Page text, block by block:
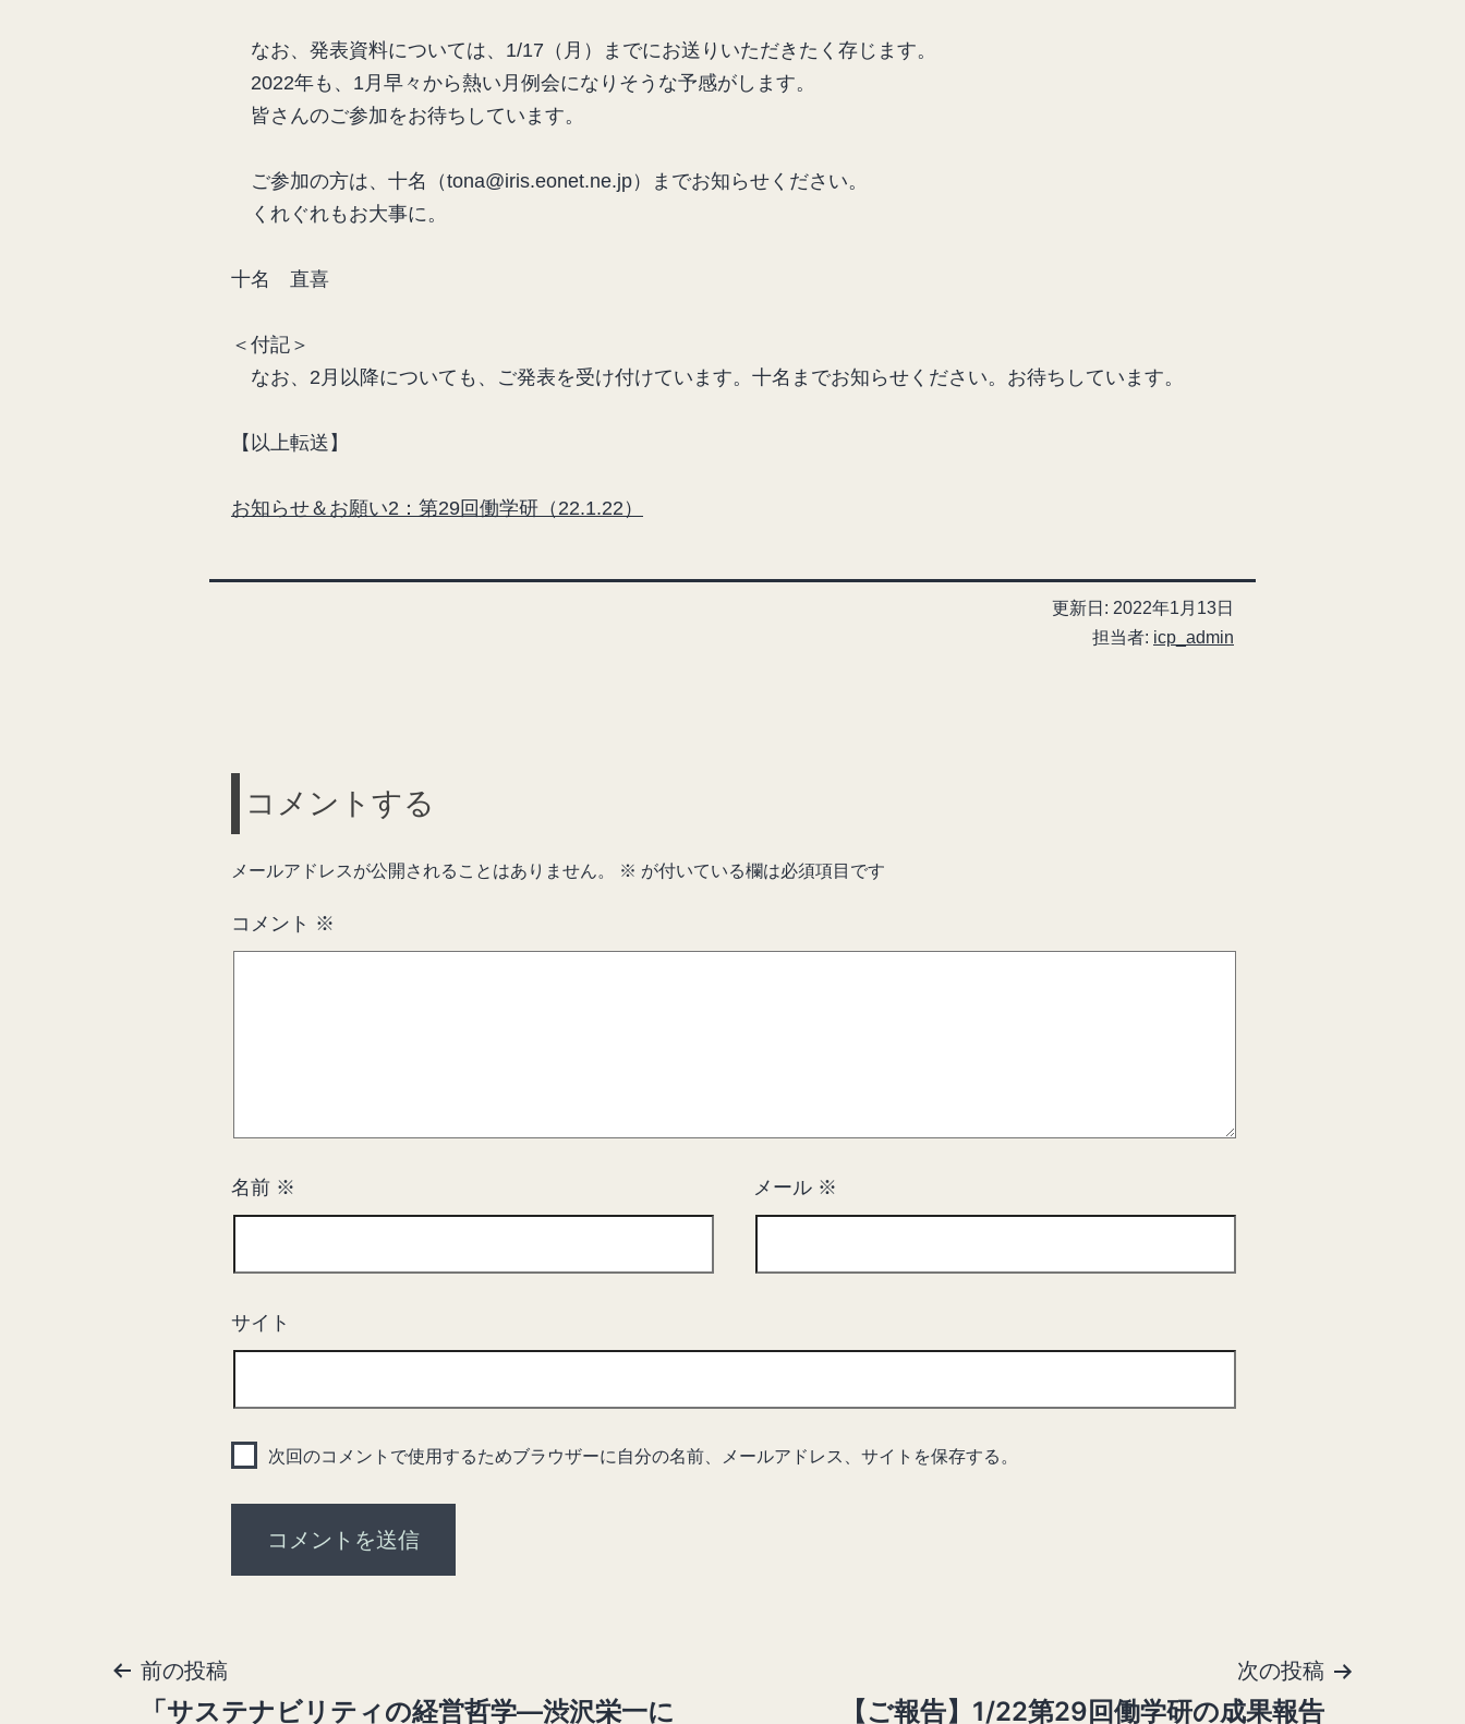
なお、発表資料については、1/17（月）までにお送りいただきたく存じます。
2022年も、1月早々から熱い月例会になりそうな予感がします。
皆さんのご参加をお待ちしています。
ご参加の方は、十名（tona@iris.eonet.ne.jp）までお知らせください。
くれぐれもお大事に。
十名 直喜
＜付記＞
なお、2月以降についても、ご発表を受け付けています。十名までお知らせください。お待ちしています。
【以上転送】
お知らせ＆お願い2：第29回働学研（22.1.22）
更新日: 2022年1月13日
担当者: icp_admin
コメントする
メールアドレスが公開されることはありません。 ※ が付いている欄は必須項目です
コメント ※
名前 ※ メール ※
サイト
次回のコメントで使用するためブラウザーに自分の名前、メールアドレス、サイトを保存する。
投前の投稿
「サステナビリティの経営哲学―渋沢栄一に
次の投稿
【ご報告】1/22第29回働学研の成果報告